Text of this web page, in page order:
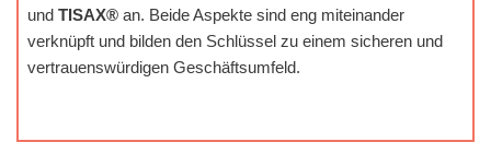
und TISAX® an. Beide Aspekte sind eng miteinander
verknüpft und bilden den Schlüssel zu einem sicheren und
vertrauenswürdigen Geschäftsumfeld.